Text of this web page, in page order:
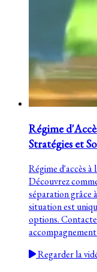
Régime
Stratégies et
Régime d'accès
Découvrez
séparation grâce
situation est
options.
Regarder la